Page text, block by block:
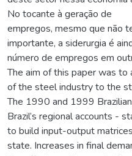
No tocante à geração de
empregos, mesmo que não
importante, a siderurgia é
número de empregos em
The aim of this paper was
of the steel industry to the
The 1990 and 1999
Brazil’s regional accounts -
to build input-output
state. Increases in final